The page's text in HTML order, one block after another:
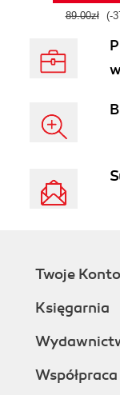
89.00zł (-
Twoje Konto
Księgarnia
Współpraca